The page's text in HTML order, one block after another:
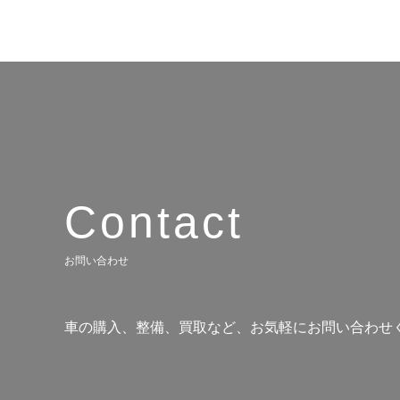
Contact
お問い合わせ
車の購入、整備、買取など、お気軽にお問い合わせ